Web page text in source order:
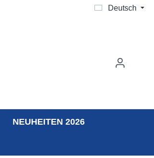
Deutsch
NEUHEITEN 2026